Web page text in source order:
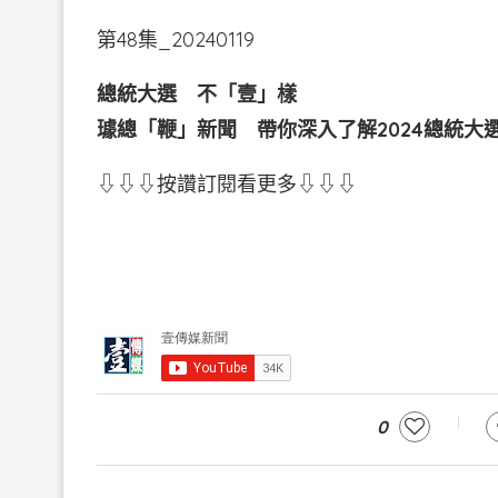
第48集_20240119
總統大選 不「壹」樣
璩總「鞭」新聞
帶你深入了解2024總統大
⇩⇩⇩按讚訂閱看更多⇩⇩⇩
0